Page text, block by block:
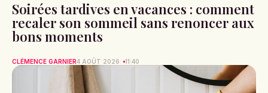
Soirées tardives en vacances : comment
recaler son sommeil sans renoncer aux
bons moments
CLÉMENCE GARNIER4 AOÛT 2026 11:40